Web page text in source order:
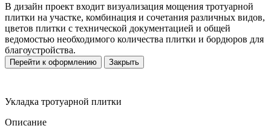
В дизайн проект входит визуализация мощения тротуарной
плитки на участке, комбинация и сочетания различных видов,
цветов плитки с технической документацией и общей
ведомостью необходимого количества плитки и бордюров для
благоустройства.
Перейти к оформлению Закрыть
Укладка тротуарной плитки
Описание